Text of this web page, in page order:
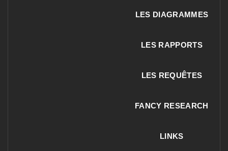
LES DIAGRAMMES
LES RAPPORTS
LES REQUÊTES
FANCY RESEARCH
LINKS